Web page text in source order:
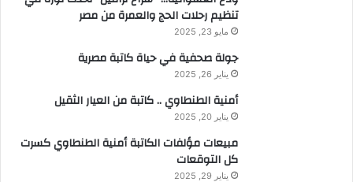
تنظيم رحلات الحج والعمرة من مصر
مايو 23, 2025
جولة صحفية في حياة كاتبة مصرية
يناير 26, 2025
أمنية الطنطاوي .. كاتبة من العيار الثقيل
يناير 20, 2025
مبيعات مؤلفات الكاتبة أمنية الطنطاوي كسرت
كل التوقعات
يناير 29, 2025